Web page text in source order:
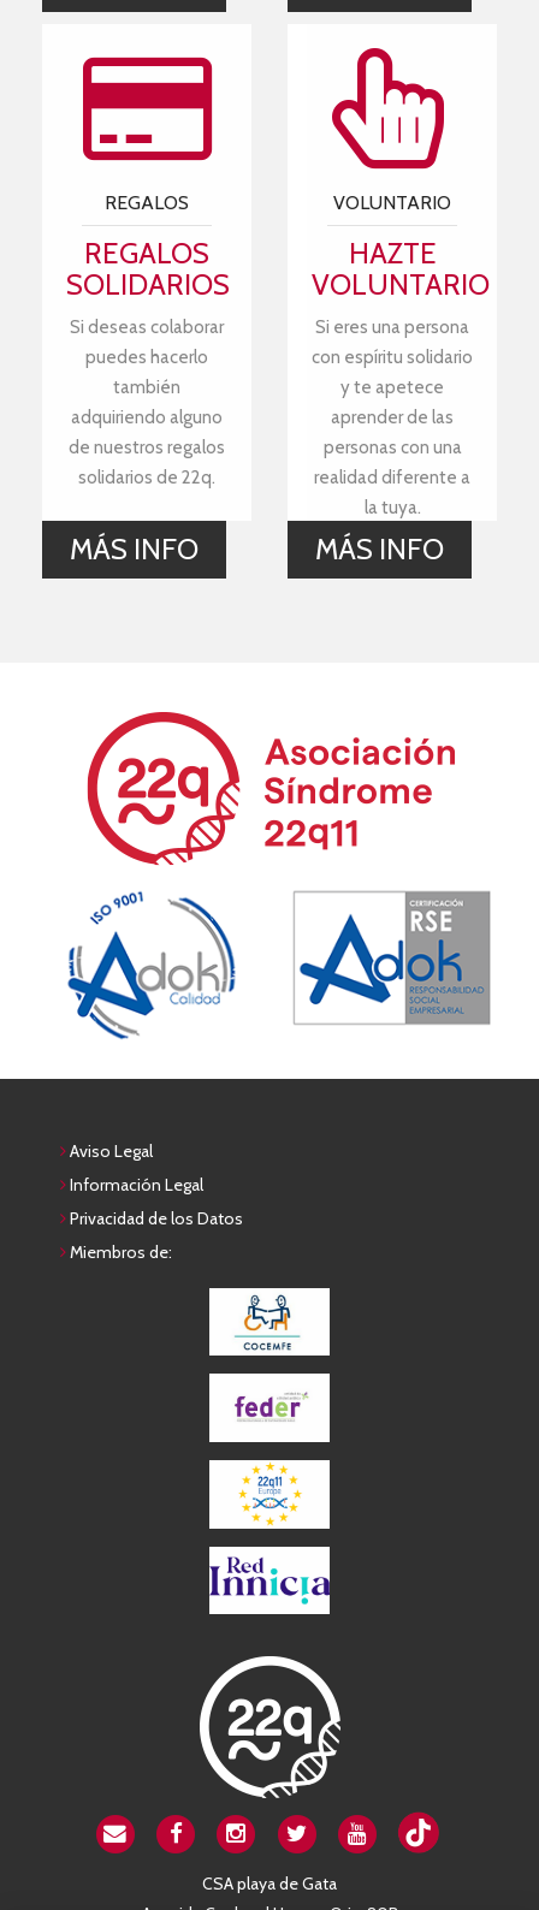
REGALOS
REGALOS
SOLIDARIOS
Si deseas colaborar
puedes hacerlo
también
adquiriendo alguno
de nuestros regalos
solidarios de 22q.
MÁS INFO
VOLUNTARIO
HAZTE
VOLUNTARIO
Si eres una persona
con espíritu solidario
y te apetece
aprender de las
personas con una
realidad diferente a
la tuya.
MÁS INFO
Aviso Legal
Información Legal
Privacidad de los Datos
Miembros de:
CSA playa de Gata